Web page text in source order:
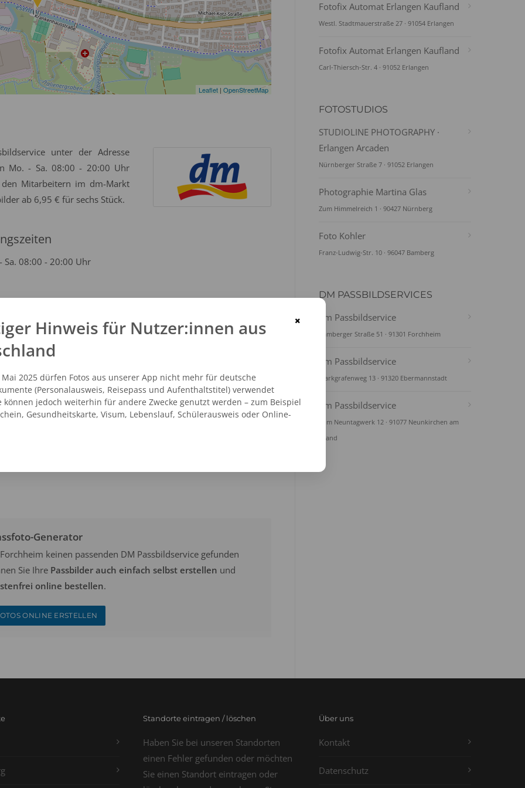
Leaflet | OpenStreetMap
unter der Adresse
Mo. - Sa. 08:00 - 20:00 Uhr
Mitarbeitern im dm-Markt
ab 6,95 € für sechs Stück.
Sa. 08:00 - 20:00 Uhr
- 163118
Generator
keinen passenden DM Passbildservice gefunden
Sie Ihre Passbilder auch einfach selbst erstellen und
online bestellen.
ONLINE ERSTELLEN
Fotofix Automat Erlangen Kaufland
Westl. Stadtmauerstraße 27 · 91054 Erlangen
Fotofix Automat Erlangen Kaufland
Carl-Thiersch-Str. 4 · 91052 Erlangen
FOTOSTUDIOS
STUDIOLINE PHOTOGRAPHY ·
Erlangen Arcaden
Nürnberger Straße 7 · 91052 Erlangen
Photographie Martina Glas
Zum Himmelreich 1 · 90427 Nürnberg
Foto Kohler
Franz-Ludwig-Str. 10 · 96047 Bamberg
DM PASSBILDSERVICES
dm Passbildservice
Bamberger Straße 51 · 91301 Forchheim
dm Passbildservice
Markgrafenweg 13 · 91320 Ebermannstadt
dm Passbildservice
Zum Neuntagwerk 12 · 91077 Neunkirchen am
Brand
Standorte eintragen / löschen
Haben Sie bei unseren Standorten
einen Fehler gefunden oder möchten
Sie einen Standort eintragen oder
Über uns
Kontakt
Datenschutz
×
Hinweis für Nutzer:innen aus
Mai 2025 dürfen Fotos aus unserer App nicht mehr für deutsche
(Personalausweis, Reisepass und Aufenthaltstitel) verwendet
können jedoch weiterhin für andere Zwecke genutzt werden – zum Beispiel
Gesundheitskarte, Visum, Lebenslauf, Schülerausweis oder Online-